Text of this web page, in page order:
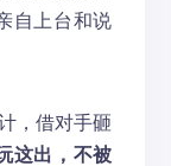
自上台和说
，借对手砸
这出，不被